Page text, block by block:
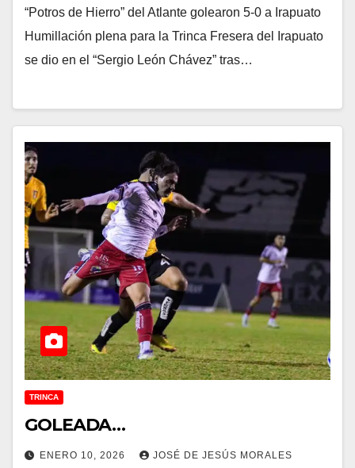
“Potros de Hierro” del Atlante golearon 5-0 a Irapuato
Humillación plena para la Trinca Fresera del Irapuato
se dio en el “Sergio León Chávez” tras…
TRINCA
GOLEADA…
ENERO 10, 2026 JOSÉ DE JESÚS MORALES